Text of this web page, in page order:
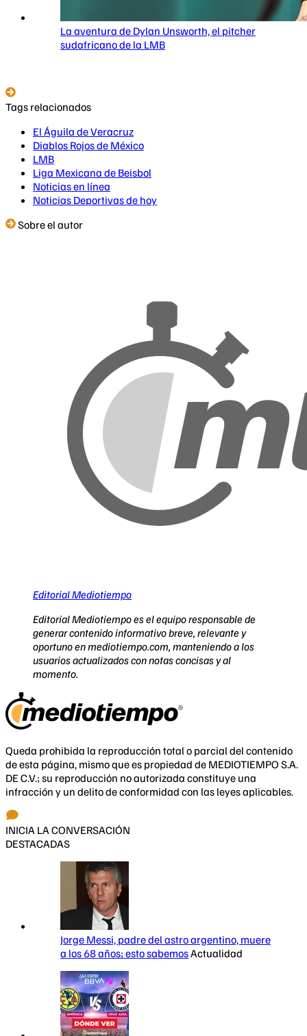
La aventura de Dylan Unsworth, el pitcher
sudafricano de la LMB
Tags relacionados
El Águila de Veracruz
Diablos Rojos de México
LMB
Liga Mexicana de Beisbol
Noticias en línea
Noticias Deportivas de hoy
Sobre el autor
Editorial Mediotiempo
Editorial Mediotiempo es el equipo responsable de
generar contenido informativo breve, relevante y
oportuno en mediotiempo.com, manteniendo a los
usuarios actualizados con notas concisas y al
momento.
Queda prohibida la reproducción total o parcial del contenido
de esta página, mismo que es propiedad de MEDIOTIEMPO S.A.
DE C.V.; su reproducción no autorizada constituye una
infracción y un delito de conformidad con las leyes aplicables.
INICIA LA CONVERSACIÓN
DESTACADAS
Jorge Messi, padre del astro argentino, muere
a los 68 años; esto sabemosActualidad